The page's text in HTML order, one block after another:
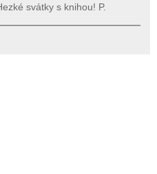
svátky s knihou! P.